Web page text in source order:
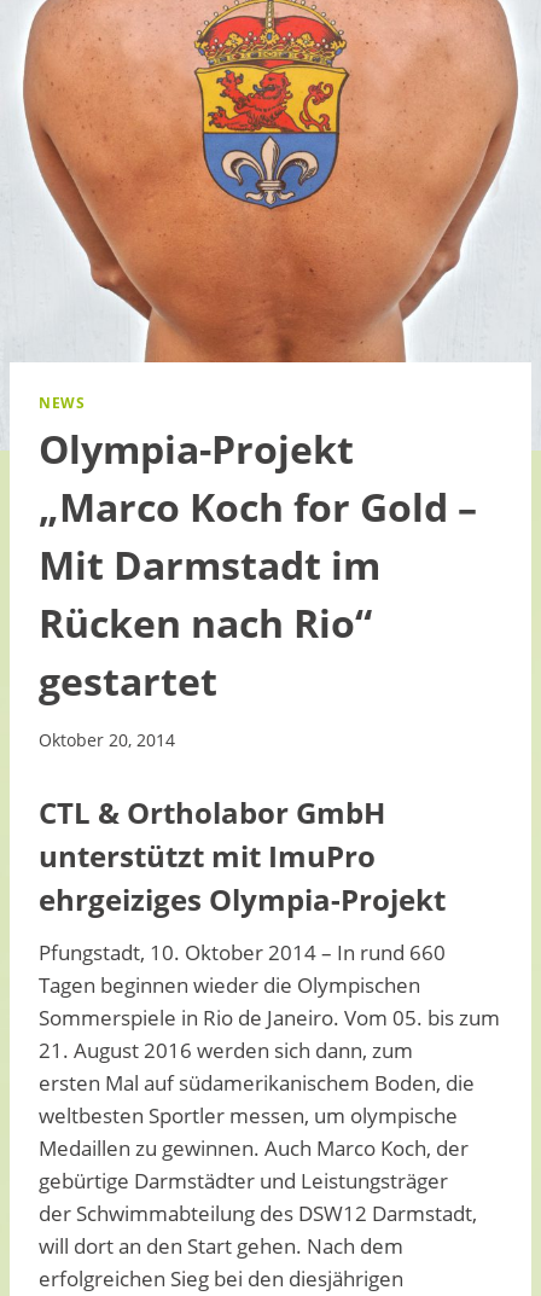
NEWS
Olympia-Projekt
„Marco Koch for Gold –
Mit Darmstadt im
Rücken nach Rio“
gestartet
Oktober 20, 2014
CTL & Ortholabor GmbH
unterstützt mit ImuPro
ehrgeiziges Olympia-Projekt
Pfungstadt, 10. Oktober 2014 – In rund 660
Tagen beginnen wieder die Olympischen
Sommerspiele in Rio de Janeiro. Vom 05. bis zum
21. August 2016 werden sich dann, zum
ersten Mal auf südamerikanischem Boden, die
weltbesten Sportler messen, um olympische
Medaillen zu gewinnen. Auch Marco Koch, der
gebürtige Darmstädter und Leistungsträger
der Schwimmabteilung des DSW12 Darmstadt,
will dort an den Start gehen. Nach dem
erfolgreichen Sieg bei den diesjährigen